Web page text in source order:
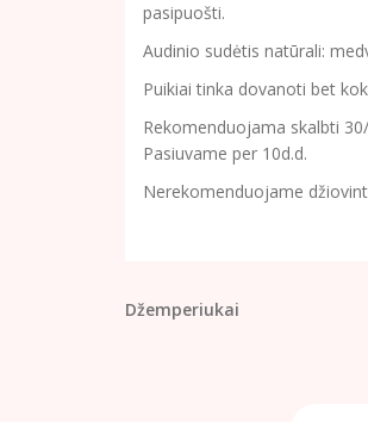
pasipuošti.
Audinio sudėtis natūrali:
Puikiai tinka dovanoti bet
Rekomenduojama skalbti
Pasiuvame per 10d.d.
Nerekomenduojame
Džemperiukai